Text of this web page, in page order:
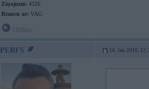
Ziņojumi: 4326
Braucu ar: VAG
PERFS 16. Jan 2010,